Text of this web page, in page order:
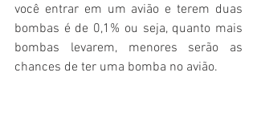
você entrar em um avião e terem duas
bombas é de 0,1% ou seja, quanto mais
bombas levarem, menores serão as
chances de ter uma bomba no avião.